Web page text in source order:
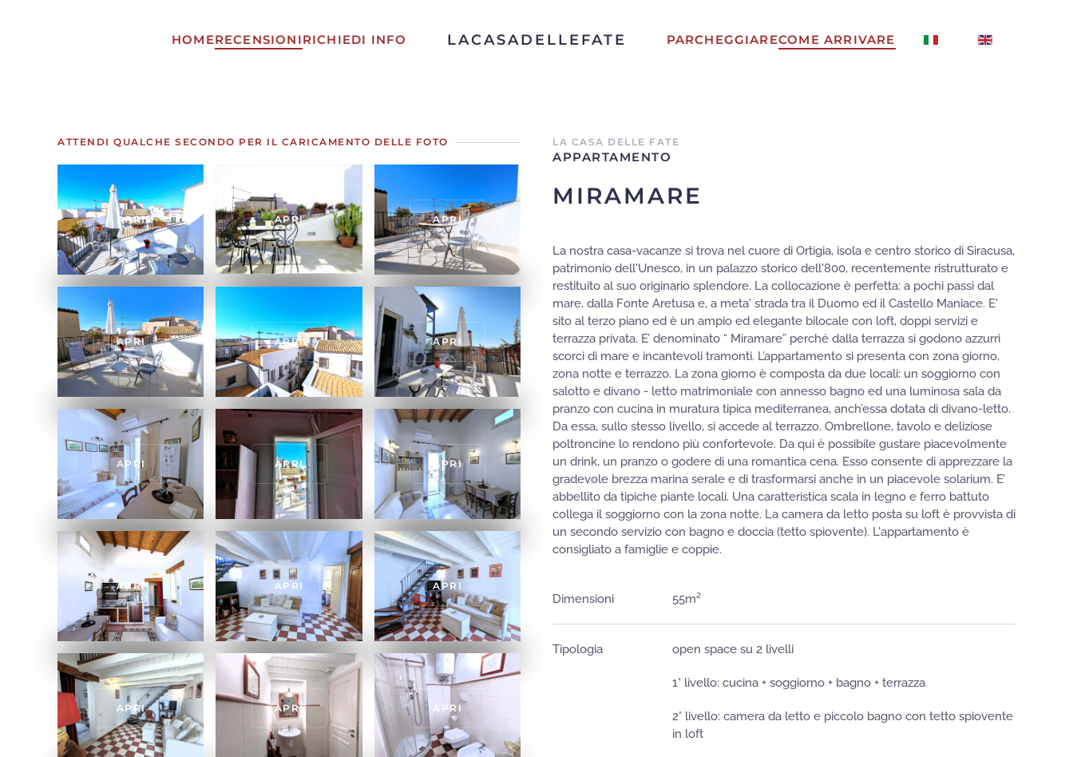
HOMERECENSIONIRICHIEDI INFO LACASADELLEFATE PARCHEGGIARECOME ARRIVARE
ATTENDI QUALCHE SECONDO PER IL CARICAMENTO DELLE FOTO
APRI APRI APRI
APRI APRI APRI
APRI APRI APRI
APRI APRI APRI
APRI APRI APRI
LA CASA DELLE FATE
APPARTAMENTO
MIRAMARE
La nostra casa-vacanze si trova nel cuore di Ortigia, isola e centro storico di Siracusa,
patrimonio dell'Unesco, in un palazzo storico dell'800, recentemente ristrutturato e
restituito al suo originario splendore. La collocazione è perfetta: a pochi passi dal
mare, dalla Fonte Aretusa e, a meta' strada tra il Duomo ed il Castello Maniace. E'
sito al terzo piano ed è un ampio ed elegante bilocale con loft, doppi servizi e
terrazza privata. E’ denominato “ Miramare” perché dalla terrazza si godono azzurri
scorci di mare e incantevoli tramonti. L’appartamento si presenta con zona giorno,
zona notte e terrazzo. La zona giorno è composta da due locali: un soggiorno con
salotto e divano - letto matrimoniale con annesso bagno ed una luminosa sala da
pranzo con cucina in muratura tipica mediterranea, anch’essa dotata di divano-letto.
Da essa, sullo stesso livello, si accede al terrazzo. Ombrellone, tavolo e deliziose
poltroncine lo rendono più confortevole. Da qui è possibile gustare piacevolmente
un drink, un pranzo o godere di una romantica cena. Esso consente di apprezzare la
gradevole brezza marina serale e di trasformarsi anche in un piacevole solarium. E’
abbellito da tipiche piante locali. Una caratteristica scala in legno e ferro battuto
collega il soggiorno con la zona notte. La camera da letto posta su loft è provvista di
un secondo servizio con bagno e doccia (tetto spiovente). L'appartamento è
consigliato a famiglie e coppie.
Dimensioni 55m²
Tipologia open space su 2 livelli
1° livello: cucina + soggiorno + bagno + terrazza
2° livello: camera da letto e piccolo bagno con tetto spiovente
in loft